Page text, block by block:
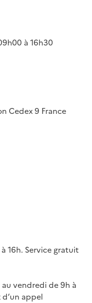
à 16h30
Cedex 9 France
16h. Service gratuit
vendredi de 9h à
appel